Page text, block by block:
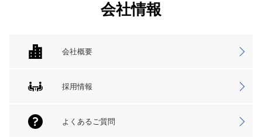
会社情報
会社概要
採用情報
よくあるご質問